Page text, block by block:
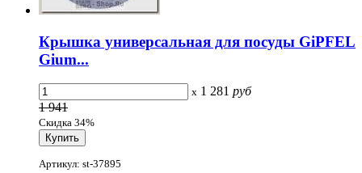
Крышка универсальная для посуды GiPFEL
Gium...
x 1 281 руб
1 941
Скидка 34%
Артикул: st-37895